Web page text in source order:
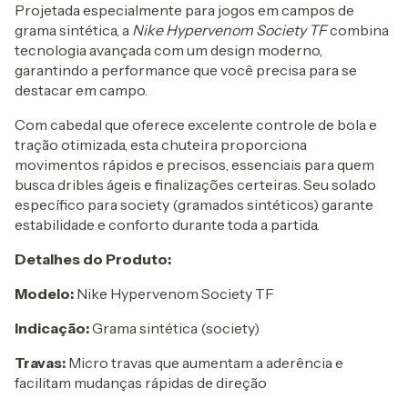
Projetada especialmente para jogos em campos de
grama sintética, a Nike Hypervenom Society TFcombina
tecnologia avançada com um design moderno,
garantindo a performance que você precisa para se
destacar em campo.
Com cabedal que oferece excelente controle de bola e
tração otimizada, esta chuteira proporciona
movimentos rápidos e precisos, essenciais para quem
busca dribles ágeis e finalizações certeiras. Seu solado
específico para society (gramados sintéticos) garante
estabilidade e conforto durante toda a partida.
Detalhes do Produto:
Modelo: Nike Hypervenom Society TF
Indicação:Grama sintética (society)
Travas: Micro travas que aumentam a aderência e
facilitam mudanças rápidas de direção